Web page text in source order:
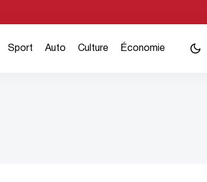
Sport Auto Culture Économie